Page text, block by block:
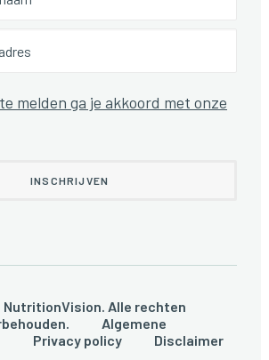
melden ga je akkoord met onze
NutritionVision. Alle rechten
Algemene
Privacy policy Disclaimer